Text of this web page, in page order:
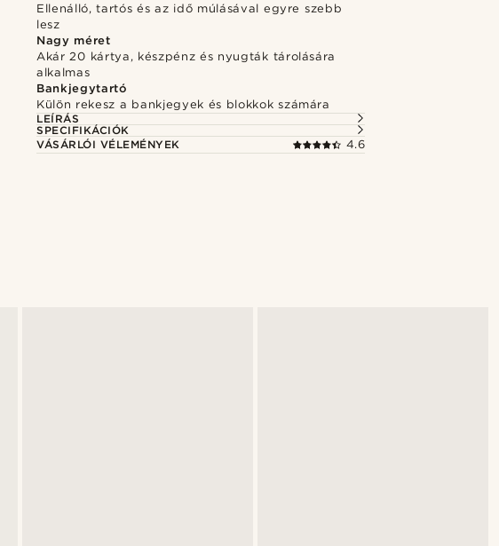
Ellenálló, tartós és az idő múlásával egyre szebb
lesz
Nagy méret
Akár 20 kártya, készpénz és nyugták tárolására
alkalmas
Bankjegytartó
Külön rekesz a bankjegyek és blokkok számára
LEÍRÁS
SPECIFIKÁCIÓK
VÁSÁRLÓI VÉLEMÉNYEK
4.6